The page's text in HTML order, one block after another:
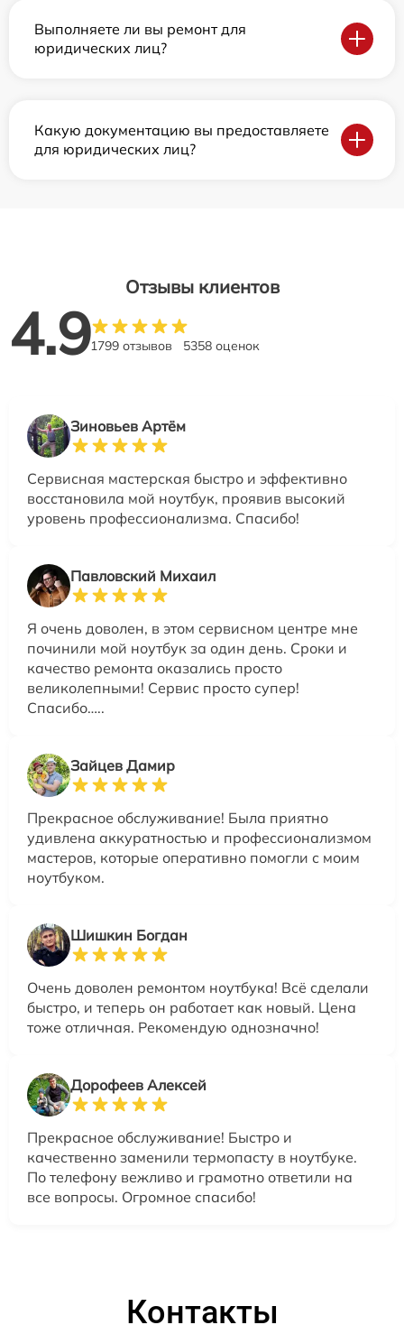
Выполняете ли вы ремонт для
юридических лиц?
Какую документацию вы предоставляете
для юридических лиц?
Отзывы клиентов
4.91799 отзывов 5358 оценок
Зиновьев Артём
Сервисная мастерская быстро и эффективно
восстановила мой ноутбук, проявив высокий
уровень профессионализма. Спасибо!
Павловский Михаил
Я очень доволен, в этом сервисном центре мне
починили мой ноутбук за один день. Сроки и
качество ремонта оказались просто
великолепными! Сервис просто супер!
Спасибо…..
Зайцев Дамир
Прекрасное обслуживание! Была приятно
удивлена аккуратностью и профессионализмом
мастеров, которые оперативно помогли с моим
ноутбуком.
Шишкин Богдан
Очень доволен ремонтом ноутбука! Всё сделали
быстро, и теперь он работает как новый. Цена
тоже отличная. Рекомендую однозначно!
Дорофеев Алексей
Прекрасное обслуживание! Быстро и
качественно заменили термопасту в ноутбуке.
По телефону вежливо и грамотно ответили на
все вопросы. Огромное спасибо!
Контакты